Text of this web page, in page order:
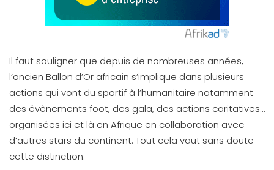
Il faut souligner que depuis de nombreuses années,
l’ancien Ballon d’Or africain s’implique dans plusieurs
actions qui vont du sportif à l’humanitaire notamment
des évènements foot, des gala, des actions caritatives…
organisées ici et là en Afrique en collaboration avec
d’autres stars du continent. Tout cela vaut sans doute
cette distinction.